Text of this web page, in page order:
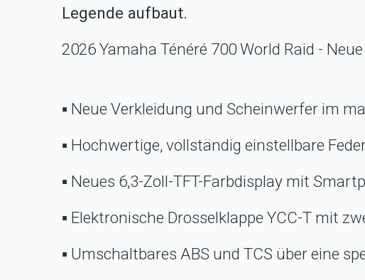
Legende aufbaut.
2026 Yamaha Ténéré 700 World Raid -
▪ Neue Verkleidung und Scheinwerfer im
▪ Hochwertige, vollständig einstellbare
▪ Neues 6,3-Zoll-TFT-Farbdisplay mit
▪ Elektronische Drosselklappe YCC-T mit
▪ Umschaltbares ABS und TCS über eine